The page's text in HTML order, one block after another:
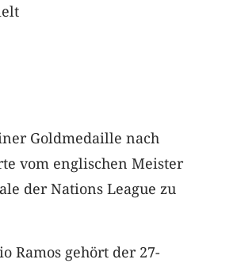
Goldmedaille nach
vom englischen Meister
der Nations League zu
Ramos gehört der 27-